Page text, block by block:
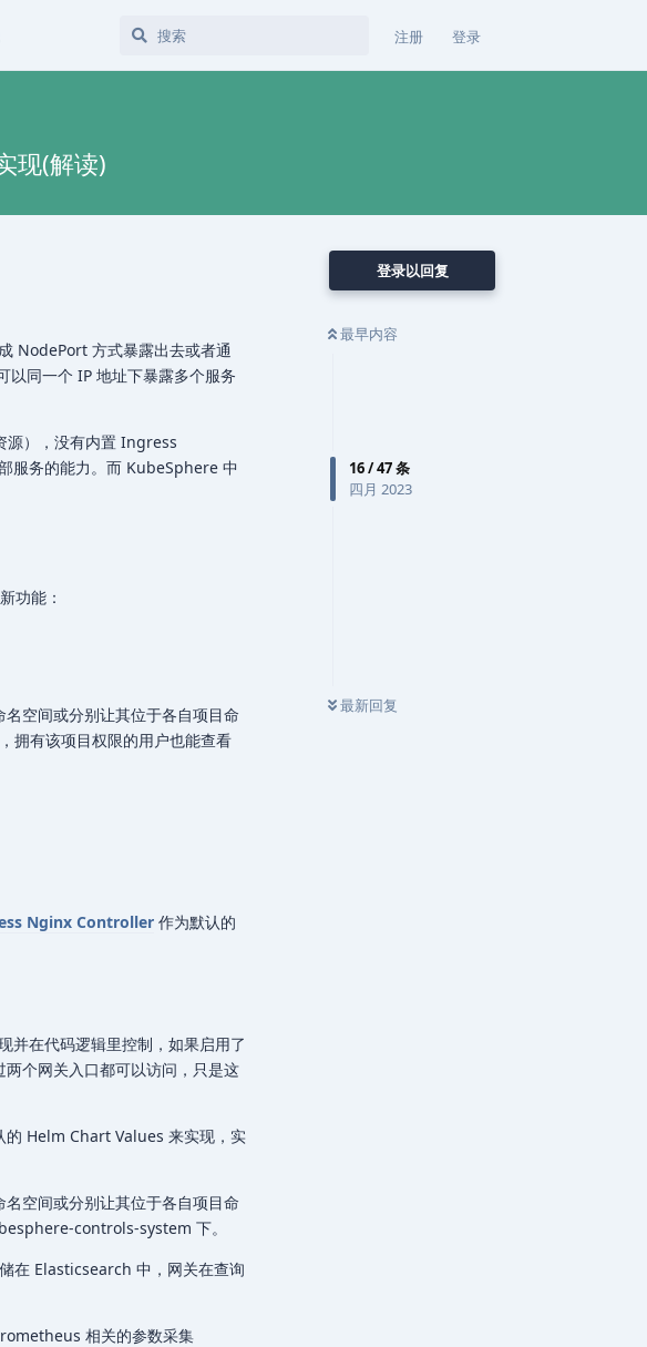
注册 登录
现(解读)
登录以回复
最早内容
16/47条
四月 2023
最新回复
NodePort 方式暴露出去或者通
同一个 IP 地址下暴露多个服务
源），没有内置 Ingress
服务的能力。而 KubeSphere 中
功能：
空间或分别让其位于各自项目命
拥有该项目权限的用户也能查看
Nginx Controller 作为默认的
并在代码逻辑里控制，如果启用了
个网关入口都可以访问，只是这
Helm Chart Values 来实现，实
空间或分别让其位于各自项目命
controls-system 下。
在 Elasticsearch 中，网关在查询
相关的参数采集